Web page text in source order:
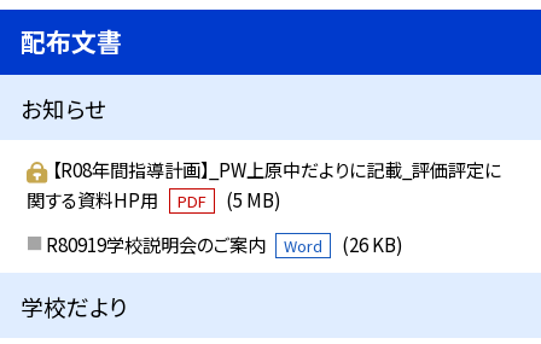
配布文書
お知らせ
【R08年間指導計画】_PW上原中だよりに記載_評価評定に
関する資料HP用
PDF
(5 MB)
R80919学校説明会のご案内
Word (26 KB)
学校だより